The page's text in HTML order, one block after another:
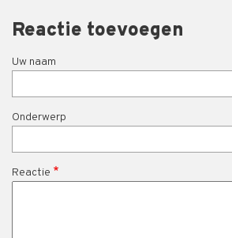
Reactie toevoegen
Uw naam
Onderwerp
Reactie